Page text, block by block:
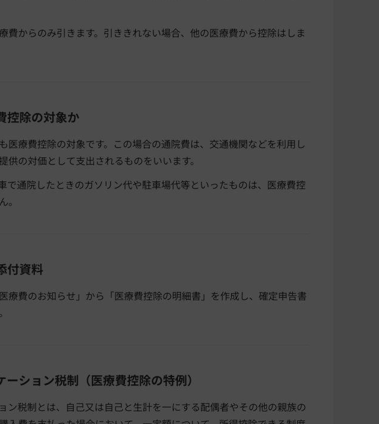
費からのみ引きます。引ききれない場合、他の医療費から控除はしま
控除の対象か
医療費控除の対象です。この場合の通院費は、交通機関などを利用し
供の対価として支出されるものをいいます。
で通院したときのガソリン代や駐車場代等といったものは、医療費控
。
付資料
療費のお知らせ」から「医療費控除の明細書」を作成し、確定申告書
ーション税制（医療費控除の特例）
ン税制とは、自己又は自己と生計を一にする配偶者やその他の親族の